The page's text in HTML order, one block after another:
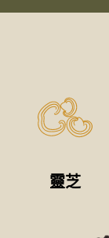
靈芝